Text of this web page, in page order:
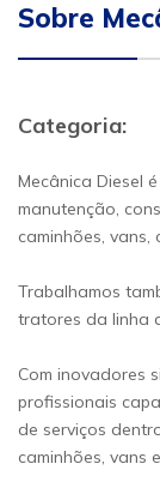
Sobre
Categoria:
Mecânica Diesel
manutenção,
caminhões, vans,
Trabalhamos
tratores da linha
Com inovadores
profissionais
de serviços
caminhões, vans